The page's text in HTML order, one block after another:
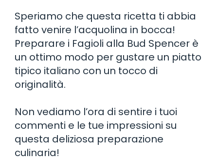
Speriamo che questa ricetta ti abbia
fatto venire l’acquolina in bocca!
Preparare i Fagioli alla Bud Spencer è
un ottimo modo per gustare un piatto
tipico italiano con un tocco di
originalità.
Non vediamo l’ora di sentire i tuoi
commenti e le tue impressioni su
questa deliziosa preparazione
culinaria!